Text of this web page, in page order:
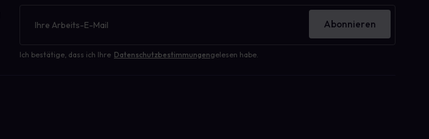
Ich bestätige, dass ich Ihre Datenschutzbestimmungengelesen habe.
Abonnieren